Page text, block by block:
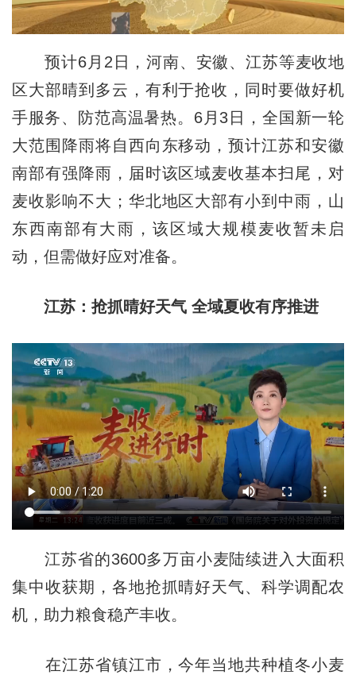
预计6月2日，河南、安徽、江苏等麦收地
区大部晴到多云，有利于抢收，同时要做好机
手服务、防范高温暑热。6月3日，全国新一轮
大范围降雨将自西向东移动，预计江苏和安徽
南部有强降雨，届时该区域麦收基本扫尾，对
麦收影响不大；华北地区大部有小到中雨，山
东西南部有大雨，该区域大规模麦收暂未启
动，但需做好应对准备。
江苏：抢抓晴好天气 全域夏收有序推进
江苏省的3600多万亩小麦陆续进入大面积
集中收获期，各地抢抓晴好天气、科学调配农
机，助力粮食稳产丰收。
在江苏省镇江市，今年当地共种植冬小麦